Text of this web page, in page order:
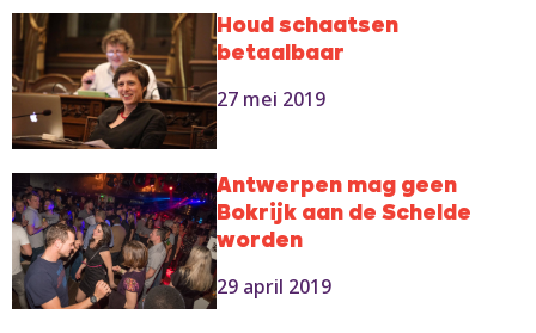
Houd schaatsen
betaalbaar
27 mei 2019
Antwerpen mag geen
Bokrijk aan de Schelde
worden
29 april 2019